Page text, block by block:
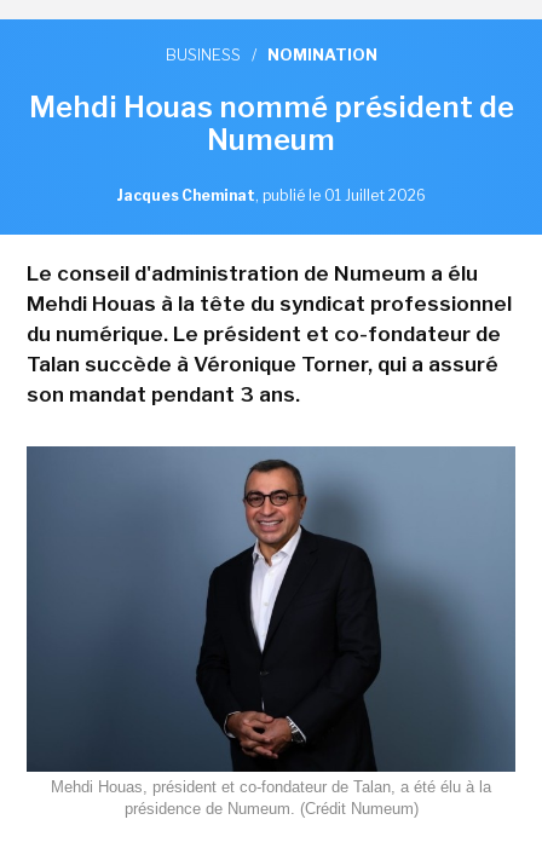
BUSINESS / NOMINATION
Mehdi Houas nommé président de
Numeum
Jacques Cheminat, publié le 01 Juillet 2026
Le conseil d'administration de Numeum a élu
Mehdi Houas à la tête du syndicat professionnel
du numérique. Le président et co-fondateur de
Talan succède à Véronique Torner, qui a assuré
son mandat pendant 3 ans.
Mehdi Houas, président et co-fondateur de Talan, a été élu à la
présidence de Numeum. (Crédit Numeum)